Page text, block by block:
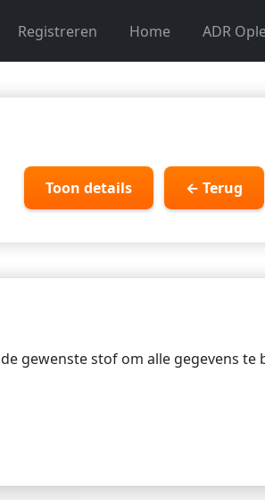
Registreren Home ADR
Toon details ← Terug
gewenste stof om alle gegevens